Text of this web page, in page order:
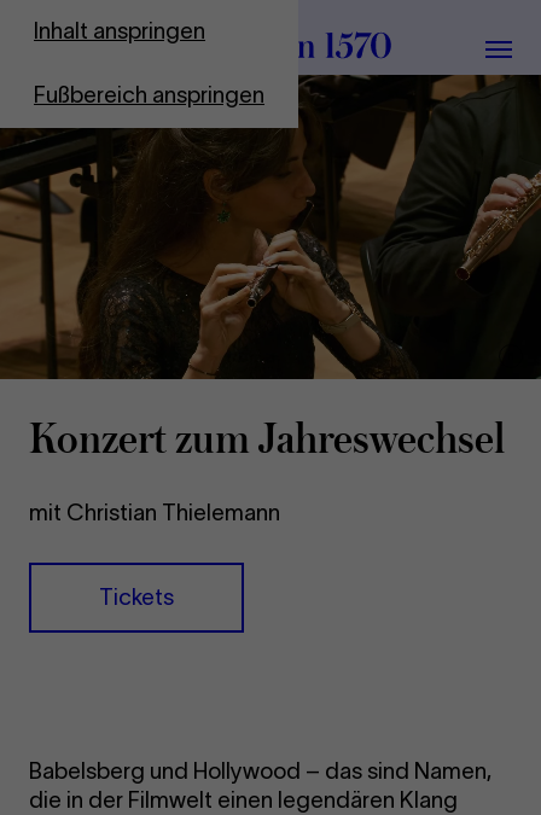
Inhalt anspringen
Fußbereich anspringen
Zur Startseite
Menü
Kon­zert zum Jah­res­wech­sel
mit Christian Thielemann
Tickets
Babelsberg und Hollywood – das sind Namen,
die in der Filmwelt einen legendären Klang